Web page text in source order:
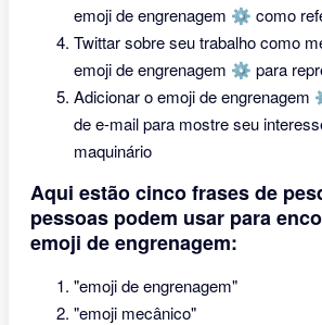
emoji de engrenagem ⚙ como
Twittar sobre seu trabalho como
emoji de engrenagem ⚙ para
Adicionar o emoji de
de e-mail para mostre seu
maquinário
Aqui estão cinco frases de
pessoas podem usar para
emoji de engrenagem:
"emoji de engrenagem"
"emoji mecânico"